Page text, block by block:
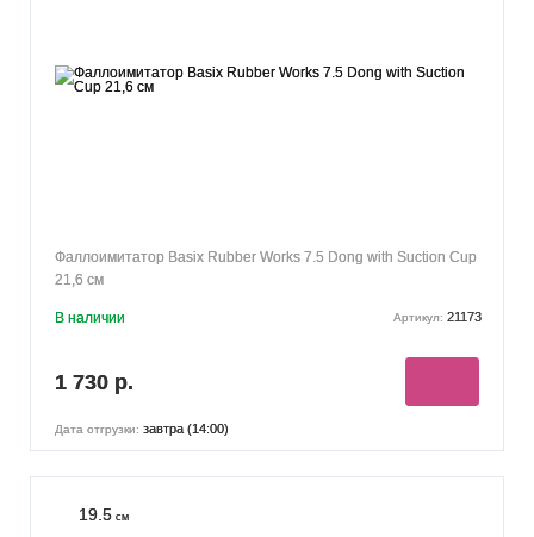
Фаллоимитатор Basix Rubber Works 7.5 Dong with Suction Cup
21,6 см
В наличии Артикул: 21173
1 730 р.
Дата отгрузки: завтра (14:00)
19.5 см